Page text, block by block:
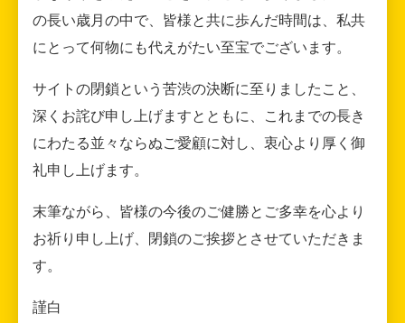
の長い歳月の中で、皆様と共に歩んだ時間は、私共
にとって何物にも代えがたい至宝でございます。
サイトの閉鎖という苦渋の決断に至りましたこと、
深くお詫び申し上げますとともに、これまでの長き
にわたる並々ならぬご愛顧に対し、衷心より厚く御
礼申し上げます。
末筆ながら、皆様の今後のご健勝とご多幸を心より
お祈り申し上げ、閉鎖のご挨拶とさせていただきま
す。
謹白